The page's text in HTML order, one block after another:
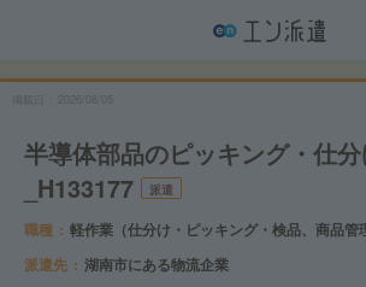
2026/08/05
半導体部品のピッキング・仕
_H133177
派遣
職種
軽作業（仕分け・ピッキング・検品、商品管
派遣先
湖南市にある物流企業